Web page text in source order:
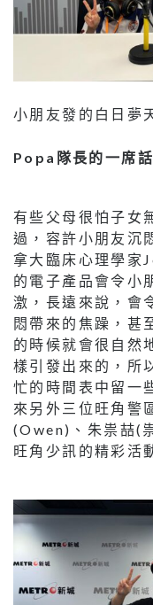
小朋友發的白日夢
Popa隊長的一席話
有些父母很怕子女
過，容許小朋友沉
拿大臨床心理學家
的電子產品會令小
激，長遠來說，會
悶帶來的焦躁，甚
的時候就會很自然
樣引發出來的，所
忙的時間表中留一
來另外三位旺角警
(Owen)、朱祟喆(
旺角少訊的精彩活